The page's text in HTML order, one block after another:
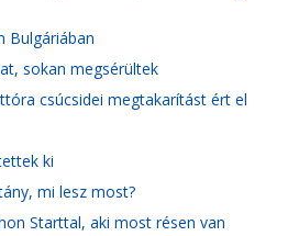
Bulgáriában
sokan megsérültek
csúcsidei megtakarítást ért el
ki
mi lesz most?
Starttal, aki most résen van